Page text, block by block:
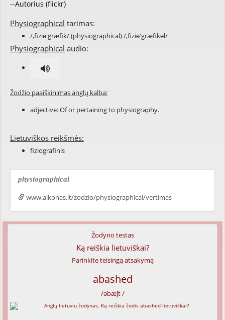
--Autorius (flickr)
Physiographical tarimas:
/,fiziə'græfik/ (physiographical) /,fiziə'græfikəl/
Physiographical audio:
Žodžio paaiškinimas anglų kalba:
adjective: Of or pertaining to physiography.
Lietuviškos reikšmės:
fiziografinis
physiographical
www.alkonas.lt/zodzio/physiographical/vertimas
Žodyno testas
Ką reiškia lietuviškai?
Parinkite teisingą atsakymą
abashed
/əbæʃt /